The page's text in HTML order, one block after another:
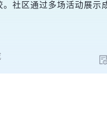
。社区通过多场活动展示